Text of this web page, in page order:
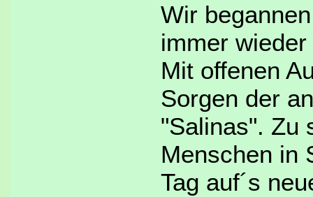
Wir
immer
Mit offenen
Sorgen der
"Salinas". Zu
Menschen in
Tag auf´s